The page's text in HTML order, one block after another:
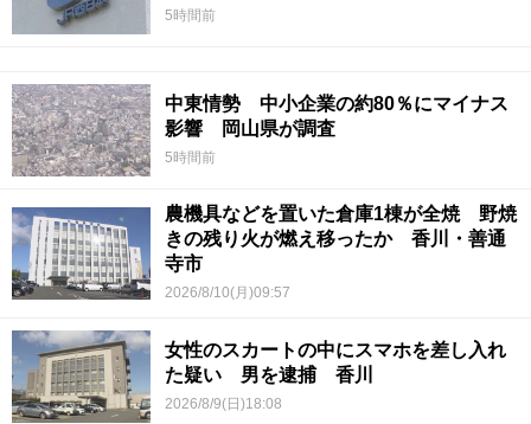
5時間前
中東情勢 中小企業の約80％にマイナス
影響 岡山県が調査
5時間前
農機具などを置いた倉庫1棟が全焼 野焼
きの残り火が燃え移ったか 香川・善通
寺市
2026/8/10(月)09:57
女性のスカートの中にスマホを差し入れ
た疑い 男を逮捕 香川
2026/8/9(日)18:08